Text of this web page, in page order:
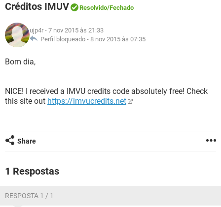
INSTAGRAM GMAIL
GUIA DE COMPRAS
INSTAGRAM
GUIA DE COMPRAS
JOGOS WHATSAPP
CELULAR
OUTLOOK EXCEL
INSTAGRAM
JOGOS
CELULAR
OUTLOOK
GUIA DE COMPRAS
GLOSSÁRIO
JOGOS
OUTLOOK EXCEL
Créditos IMUV Resolvido/Fechado
ujp4r - 7 nov 2015 às 21:33
Perfil bloqueado - 8 nov 2015 às 07:35
Bom dia,
NICE! I received a IMVU credits code absolutely free! Check
this site out https://imvucredits.net
Share
1 Respostas
RESPOSTA 1 / 1